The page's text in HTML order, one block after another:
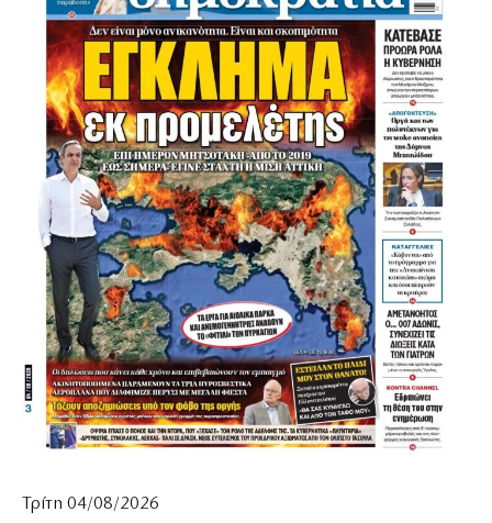
Τρίτη 04/08/2026